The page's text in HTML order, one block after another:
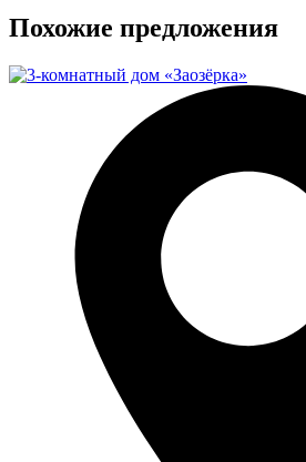
Похожие предложения